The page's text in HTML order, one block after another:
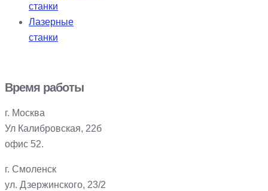
станки
Лазерные
станки
Время работы
г. Москва
Ул Калибровская, 22б
офис 52.
г. Смоленск
ул. Дзержинского, 23/2